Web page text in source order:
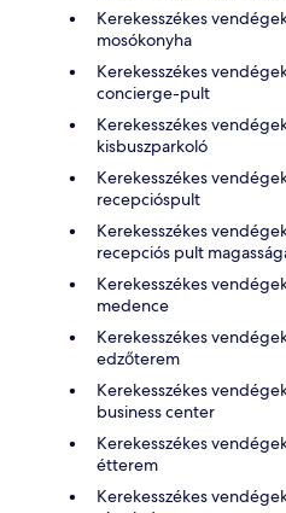
Kerekesszékes
mosókonyha
Kerekesszékes
concierge-pult
Kerekesszékes
kisbuszparkoló
Kerekesszékes
recepcióspult
Kerekesszékes
recepciós pult
Kerekesszékes
medence
Kerekesszékes
edzőterem
Kerekesszékes
business center
Kerekesszékes
étterem
Kerekesszékes